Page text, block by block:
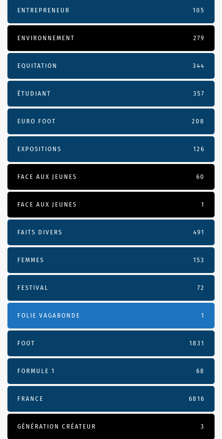
ENTREPRENEUR 105
ENVIRONNEMENT 279
EQUITATION 344
ÉTUDIANT 357
EURO FOOT 208
EXPOSITIONS 126
FACE AUX JEUNES 60
FACE AUX JEUNES 1
FAITS DIVERS 491
FEMMES 153
FESTIVAL 72
FOLIE VAGABONDE 1
FOOT 1831
FORMULE 1 68
FRANCE 6816
GÉNÉRATION CRÉATEUR 3